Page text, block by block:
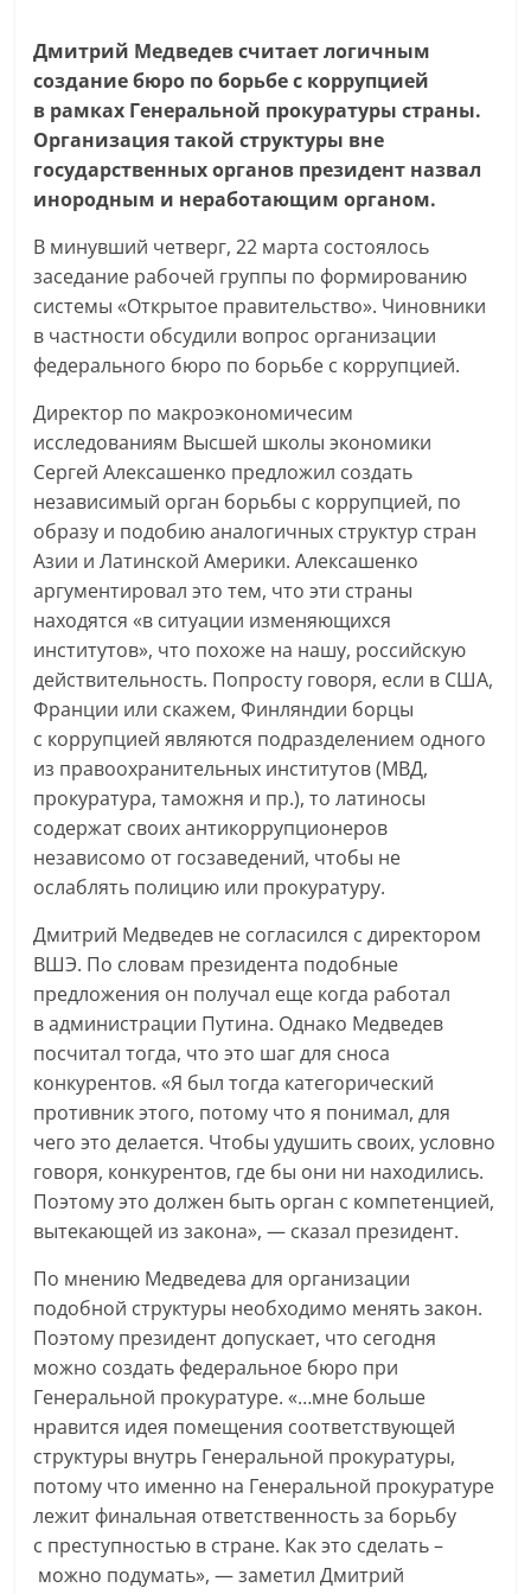
Дмитрий Медведев считает логичным
создание бюро по борьбе с коррупцией
в рамках Генеральной прокуратуры страны.
Организация такой структуры вне
государственных органов президент назвал
инородным и неработающим органом.
В минувший четверг, 22 марта состоялось
заседание рабочей группы по формированию
системы «Открытое правительство». Чиновники
в частности обсудили вопрос организации
федерального бюро по борьбе с коррупцией.
Директор по макроэкономичесим
исследованиям Высшей школы экономики
Сергей Алексашенко предложил создать
независимый орган борьбы с коррупцией, по
образу и подобию аналогичных структур стран
Азии и Латинской Америки. Алексашенко
аргументировал это тем, что эти страны
находятся «в ситуации изменяющихся
институтов», что похоже на нашу, российскую
действительность. Попросту говоря, если в США,
Франции или скажем, Финляндии борцы
с коррупцией являются подразделением одного
из правоохранительных институтов (МВД,
прокуратура, таможня и пр.), то латиносы
содержат своих антикоррупционеров
независомо от госзаведений, чтобы не
ослаблять полицию или прокуратуру.
Дмитрий Медведев не согласился с директором
ВШЭ. По словам президента подобные
предложения он получал еще когда работал
в администрации Путина. Однако Медведев
посчитал тогда, что это шаг для сноса
конкурентов. «Я был тогда категорический
противник этого, потому что я понимал, для
чего это делается. Чтобы удушить своих, условно
говоря, конкурентов, где бы они ни находились.
Поэтому это должен быть орган с компетенцией,
вытекающей из закона», — сказал президент.
По мнению Медведева для организации
подобной структуры необходимо менять закон.
Поэтому президент допускает, что сегодня
можно создать федеральное бюро при
Генеральной прокуратуре. «…мне больше
нравится идея помещения соответствующей
структуры внутрь Генеральной прокуратуры,
потому что именно на Генеральной прокуратуре
лежит финальная ответственность за борьбу
с преступностью в стране. Как это сделать –
можно подумать», — заметил Дмитрий